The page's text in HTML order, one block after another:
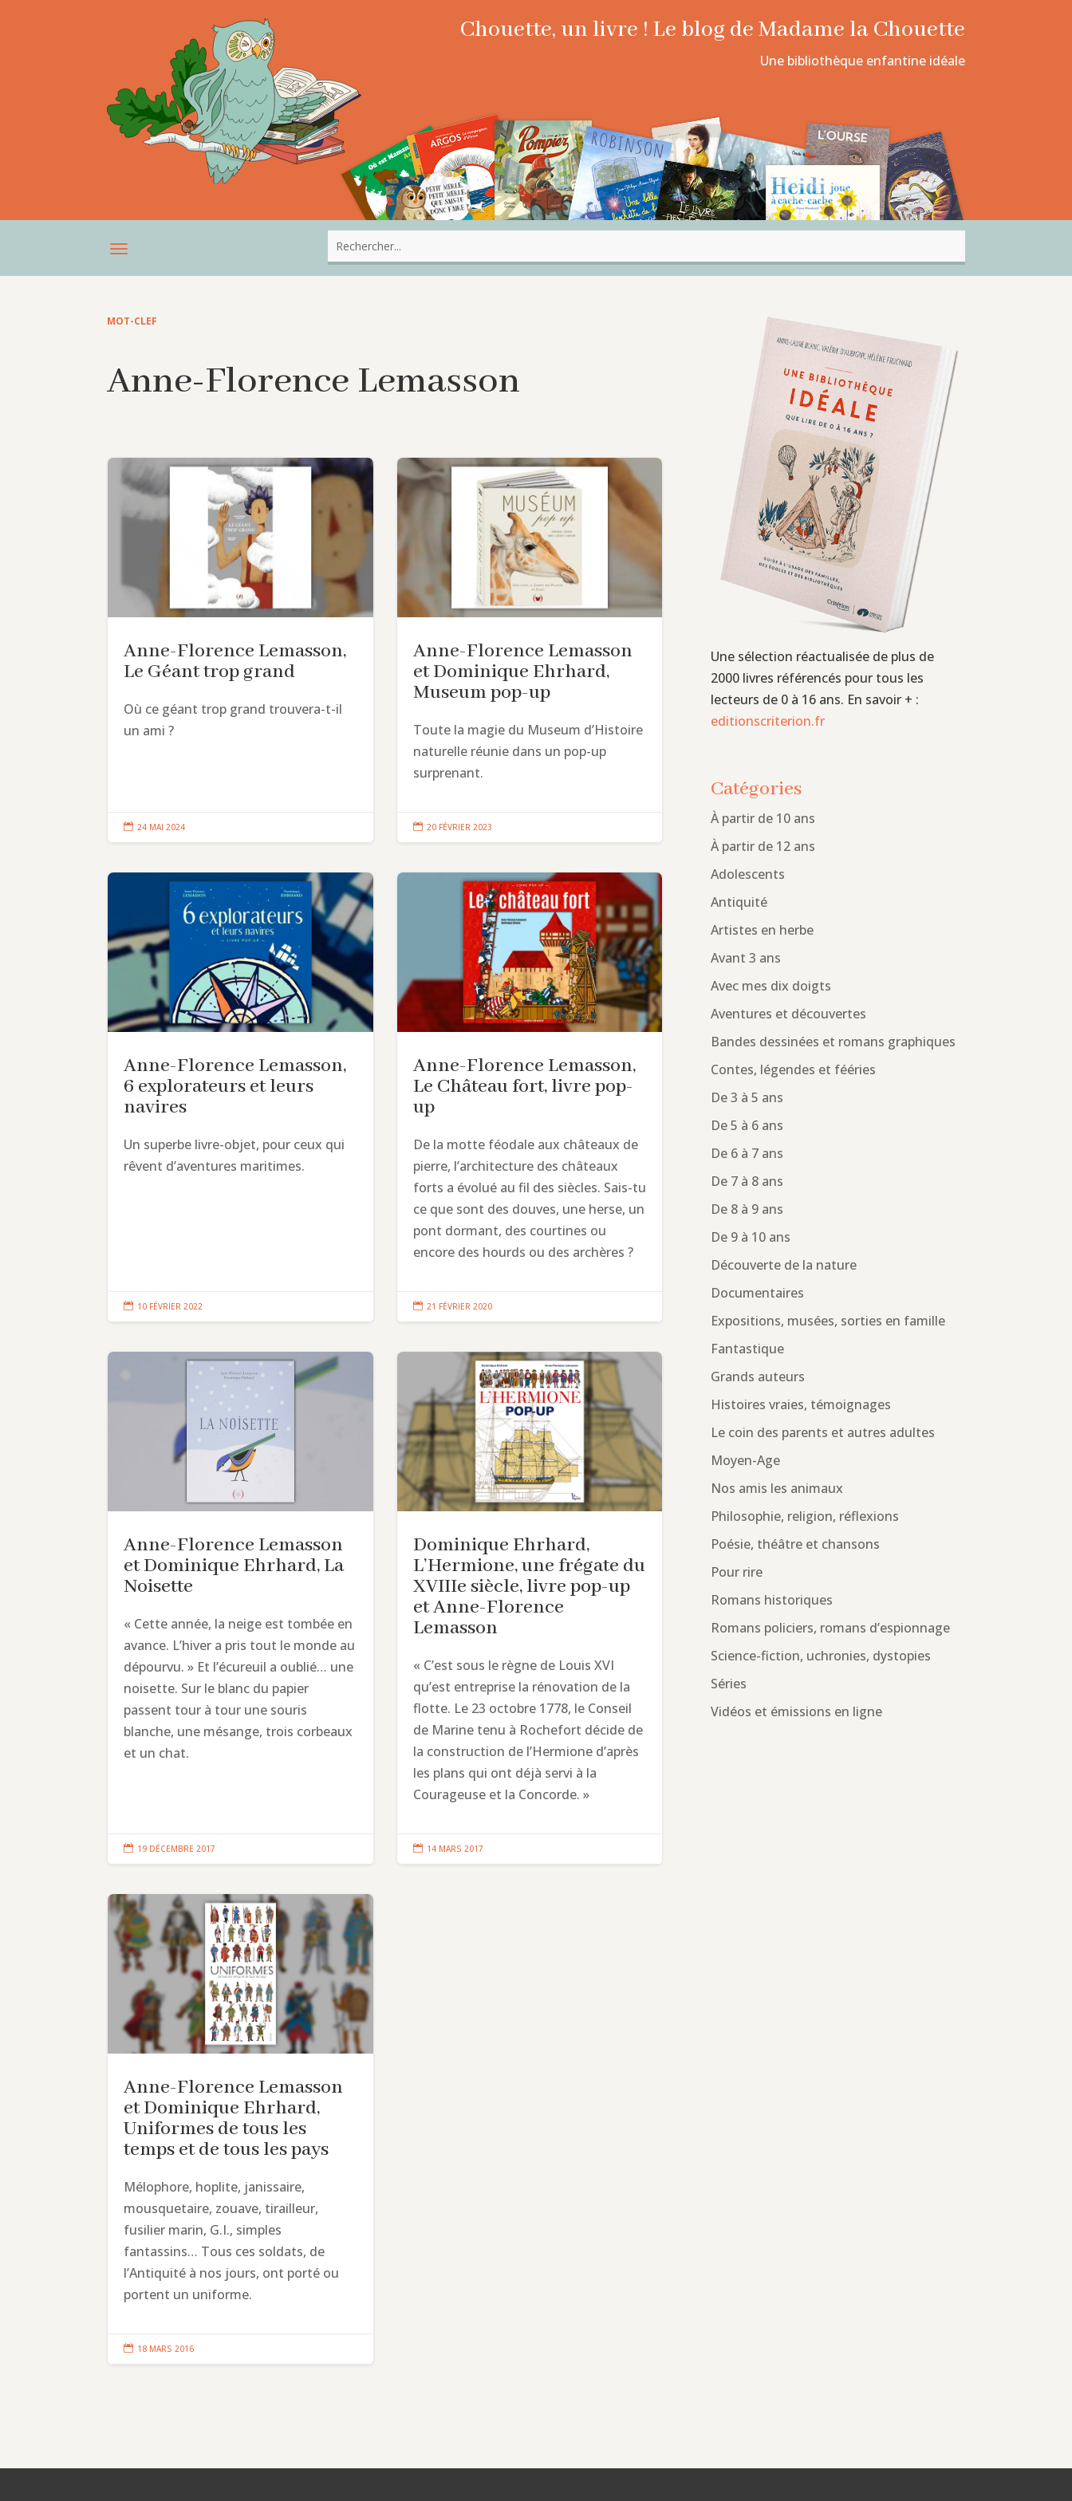
Chouette, un livre ! Le blog de Madame la Chouette
Une bibliothèque enfantine idéale
MOT-CLEF
Anne-Florence Lemasson
Anne-Florence Lemasson,
Le Géant trop grand
Où ce géant trop grand trouvera-t-il
un ami ?
 24 MAI 2024
Anne-Florence Lemasson
et Dominique Ehrhard,
Museum pop-up
Toute la magie du Museum d’Histoire
naturelle réunie dans un pop-up
surprenant.
 20 FÉVRIER 2023
Anne-Florence Lemasson,
6 explorateurs et leurs
navires
Un superbe livre-objet, pour ceux qui
rêvent d’aventures maritimes.
 10 FÉVRIER 2022
Anne-Florence Lemasson,
Le Château fort, livre pop-
up
De la motte féodale aux châteaux de
pierre, l’architecture des châteaux
forts a évolué au fil des siècles. Sais-tu
ce que sont des douves, une herse, un
pont dormant, des courtines ou
encore des hourds ou des archères ?
 21 FÉVRIER 2020
Anne-Florence Lemasson
et Dominique Ehrhard, La
Noisette
« Cette année, la neige est tombée en
avance. L’hiver a pris tout le monde au
dépourvu. » Et l’écureuil a oublié… une
noisette. Sur le blanc du papier
passent tour à tour une souris
blanche, une mésange, trois corbeaux
et un chat.
 19 DÉCEMBRE 2017
Dominique Ehrhard,
L’Hermione, une frégate du
XVIIIe siècle, livre pop-up
et Anne-Florence
Lemasson
« C’est sous le règne de Louis XVI
qu’est entreprise la rénovation de la
flotte. Le 23 octobre 1778, le Conseil
de Marine tenu à Rochefort décide de
la construction de l’Hermione d’après
les plans qui ont déjà servi à la
Courageuse et la Concorde. »
 14 MARS 2017
Anne-Florence Lemasson
et Dominique Ehrhard,
Uniformes de tous les
temps et de tous les pays
Mélophore, hoplite, janissaire,
mousquetaire, zouave, tirailleur,
fusilier marin, G.I., simples
fantassins… Tous ces soldats, de
l’Antiquité à nos jours, ont porté ou
portent un uniforme.
 18 MARS 2016
Une sélection réactualisée de plus de
2000 livres référencés pour tous les
lecteurs de 0 à 16 ans. En savoir + :
editionscriterion.fr
Catégories
À partir de 10 ans
À partir de 12 ans
Adolescents
Antiquité
Artistes en herbe
Avant 3 ans
Avec mes dix doigts
Aventures et découvertes
Bandes dessinées et romans graphiques
Contes, légendes et fééries
De 3 à 5 ans
De 5 à 6 ans
De 6 à 7 ans
De 7 à 8 ans
De 8 à 9 ans
De 9 à 10 ans
Découverte de la nature
Documentaires
Expositions, musées, sorties en famille
Fantastique
Grands auteurs
Histoires vraies, témoignages
Le coin des parents et autres adultes
Moyen-Age
Nos amis les animaux
Philosophie, religion, réflexions
Poésie, théâtre et chansons
Pour rire
Romans historiques
Romans policiers, romans d’espionnage
Science-fiction, uchronies, dystopies
Séries
Vidéos et émissions en ligne